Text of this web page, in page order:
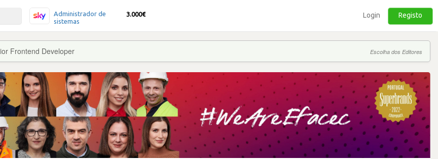
Administrador de
sistemas
3.000€ Login Registo
Frontend Developer Escolha dos Editores